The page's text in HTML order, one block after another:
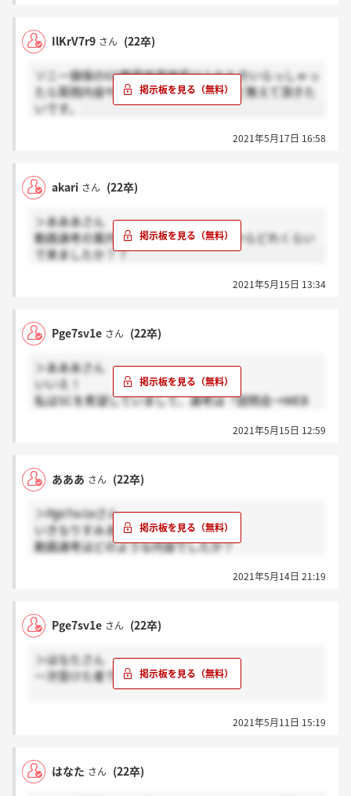
IlKrV7r9 さん (22卒)
ソニー損保のGS職最終面接受けられた方いらっしゃっ
たら質問内容や雰囲気、詰められ方など教えて頂きた
いです。
2021年5月17日 16:58
akari さん (22卒)
＞あああさん
動画選考の案内って自己紹介書送ってからどれくらい
で来ましたか？？
2021年5月15日 13:34
Pge7sv1e さん (22卒)
＞あああさん
いいえ！
私はSCを希望していまして、選考は「説明会→WEB
た。ですので、動画選考は案内されていないんです
2021年5月15日 12:59
あああ さん (22卒)
＞Pge7sv1eさん
いきなりすみません。
動画選考はどのような内容でしたか？
2021年5月14日 21:19
Pge7sv1e さん (22卒)
＞はなたさん
一次受けた者です！
でした。雰囲気は、とても穏やかであり話しやすかっ
最初に志望動機を聞かれ、その後自己PR、ガクチカ、
選考状況など基本的な質問を中心にされました。どの
2021年5月11日 15:19
はなた さん (22卒)